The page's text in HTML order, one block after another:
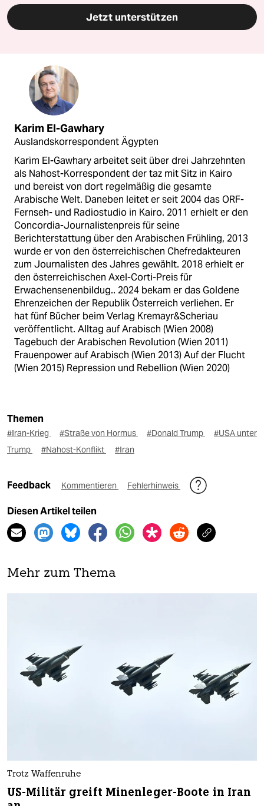
Jetzt unterstützen
Karim El-Gawhary
Auslandskorrespondent Ägypten
Karim El-Gawhary arbeitet seit über drei Jahrzehnten
als Nahost-Korrespondent der taz mit Sitz in Kairo
und bereist von dort regelmäßig die gesamte
Arabische Welt. Daneben leitet er seit 2004 das ORF-
Fernseh- und Radiostudio in Kairo. 2011 erhielt er den
Concordia-Journalistenpreis für seine
Berichterstattung über den Arabischen Frühling, 2013
wurde er von den österreichischen Chefredakteuren
zum Journalisten des Jahres gewählt. 2018 erhielt er
den österreichischen Axel-Corti-Preis für
Erwachensenenbildug.. 2024 bekam er das Goldene
Ehrenzeichen der Republik Österreich verliehen. Er
hat fünf Bücher beim Verlag Kremayr&Scheriau
veröffentlicht. Alltag auf Arabisch (Wien 2008)
Tagebuch der Arabischen Revolution (Wien 2011)
Frauenpower auf Arabisch (Wien 2013) Auf der Flucht
(Wien 2015) Repression und Rebellion (Wien 2020)
Themen
#Iran-Krieg #Straße von Hormus #Donald Trump
#USA unter
Trump
#Nahost-Konflikt #Iran
Feedback Kommentieren Fehlerhinweis
Diesen Artikel teilen
Mehr zum Thema
Trotz Waffenruhe
US-Militär greift Minenleger-Boote in Iran